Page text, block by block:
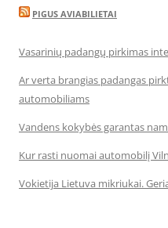
PIGUS AVIABILIETAI
Vasarinių padangų pirkimas
Ar verta brangias padangas
automobiliams
Vandens kokybės garantas
Kur rasti nuomai automobilį
Vokietija Lietuva mikriukai.